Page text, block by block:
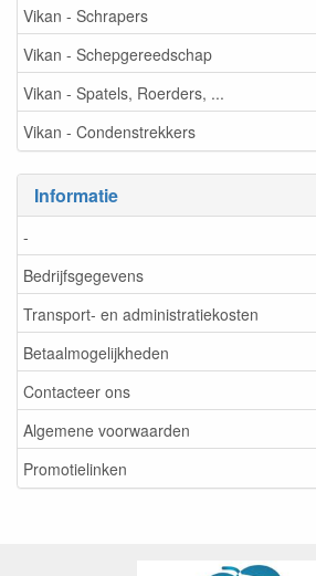
Vikan - Schrapers
Vikan - Schepgereedschap
Vikan - Spatels, Roerders, ...
Vikan - Condenstrekkers
Informatie
-
Bedrijfsgegevens
Transport- en administratiekosten
Betaalmogelijkheden
Contacteer ons
Algemene voorwaarden
Promotielinken